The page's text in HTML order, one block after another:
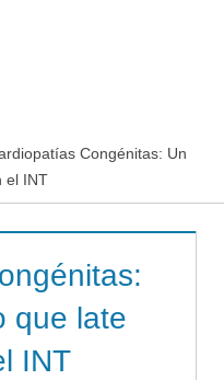
Congénitas: Un
el INT
que late
INT